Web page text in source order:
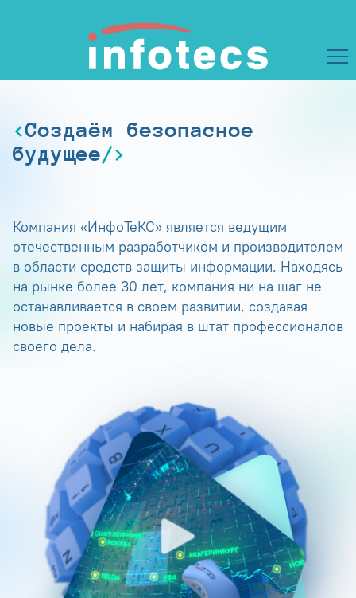
Создаём безопасное
будущее
Компания «ИнфоТеКС» является ведущим
отечественным разработчиком и производителем
в области средств защиты информации. Находясь
на рынке более 30 лет, компания ни на шаг не
останавливается в своем развитии, создавая
новые проекты и набирая в штат профессионалов
своего дела.